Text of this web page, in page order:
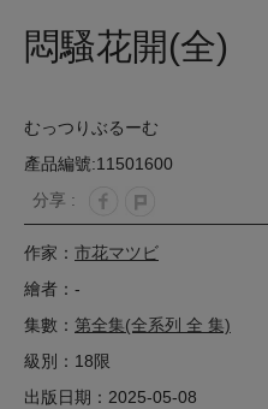
悶騷花開(全)
むっつりぶるーむ
產品編號:11501600
分享 :
作家： 市花マツビ
繪者：-
集數： 第全集(全系列 全 集)
級別：18限
出版日期：2025-05-08